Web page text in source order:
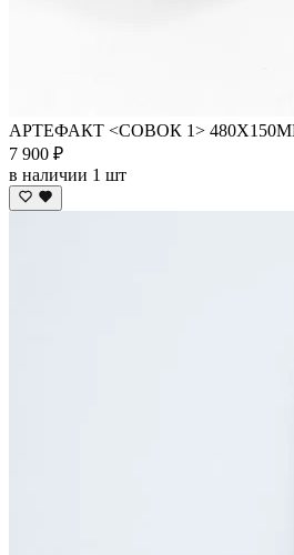
АРТЕФАКТ <СОВОК 1>
7 900 ₽
в наличии 1 шт